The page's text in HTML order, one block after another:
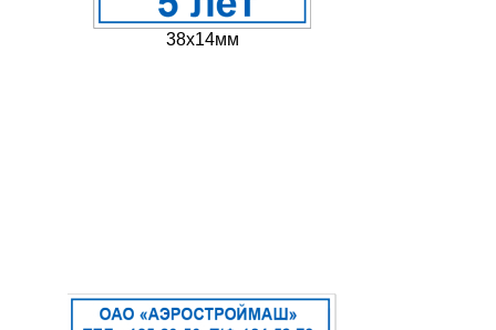
38х14мм